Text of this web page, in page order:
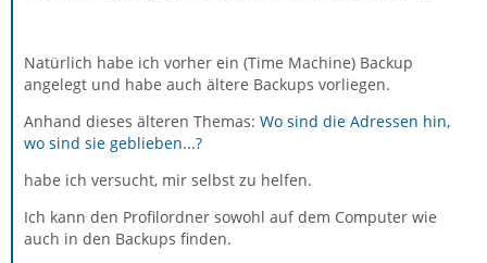
Natürlich habe ich vorher ein (Time Machine) Backup
angelegt und habe auch ältere Backups vorliegen.
Anhand dieses älteren Themas: Wo sind die Adressen hin,
wo sind sie geblieben...?
habe ich versucht, mir selbst zu helfen.
Ich kann den Profilordner sowohl auf dem Computer wie
auch in den Backups finden.